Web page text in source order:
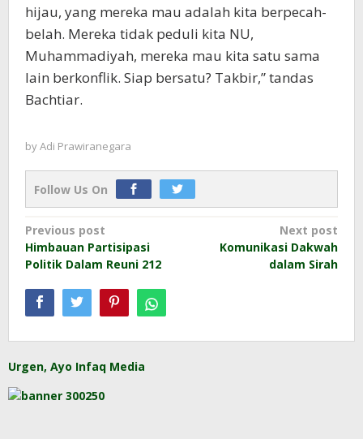
hijau, yang mereka mau adalah kita berpecah-
belah. Mereka tidak peduli kita NU,
Muhammadiyah, mereka mau kita satu sama
lain berkonflik. Siap bersatu? Takbir,” tandas
Bachtiar.
byAdi Prawiranegara
Follow Us On
Post
navigation
Previous post
Himbauan Partisipasi
Politik Dalam Reuni 212
Next post
Komunikasi Dakwah
dalam Sirah
Urgen, Ayo Infaq Media